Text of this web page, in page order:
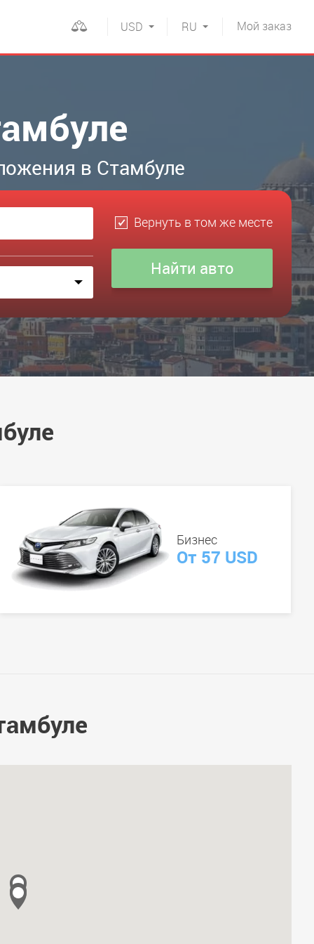
Мой заказ
RU
USD
в Стамбуле
Вернуть в том же месте
Бизнес
От 57 USD